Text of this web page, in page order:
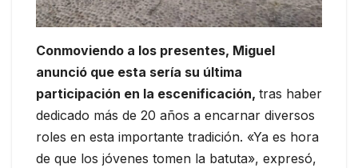
Conmoviendo a los presentes, Miguel
anunció que esta sería su última
participación en la escenificación, tras haber
dedicado más de 20 años a encarnar diversos
roles en esta importante tradición. «Ya es hora
de que los jóvenes tomen la batuta», expresó,